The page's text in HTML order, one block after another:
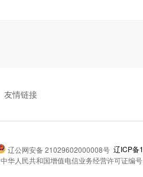
友情链接
辽公网安备 21029602000008号 辽ICP备
中华人民共和国增值电信业务经营许可证编